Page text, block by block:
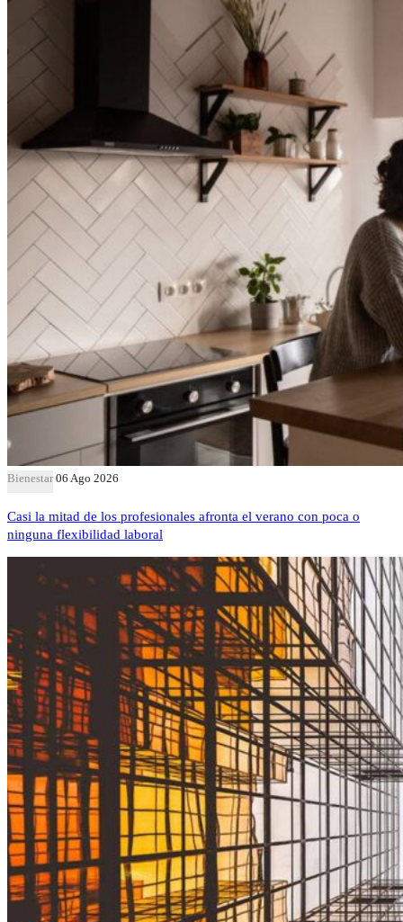
Bienestar 06 Ago 2026
Casi la mitad de los profesionales afronta el verano con poca o
ninguna flexibilidad laboral